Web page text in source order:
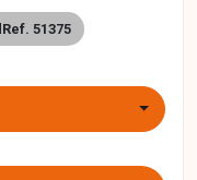
Ref. 51375